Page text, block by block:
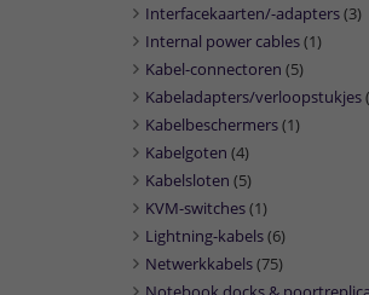
Interfacekaarten/-adapters(3)
Internal power cables(1)
Kabel-connectoren (5)
Kabeladapters/verloopstukjes
Kabelbeschermers(1)
Kabelgoten (4)
Kabelsloten (5)
KVM-switches(1)
Lightning-kabels(6)
Netwerkkabels(75)